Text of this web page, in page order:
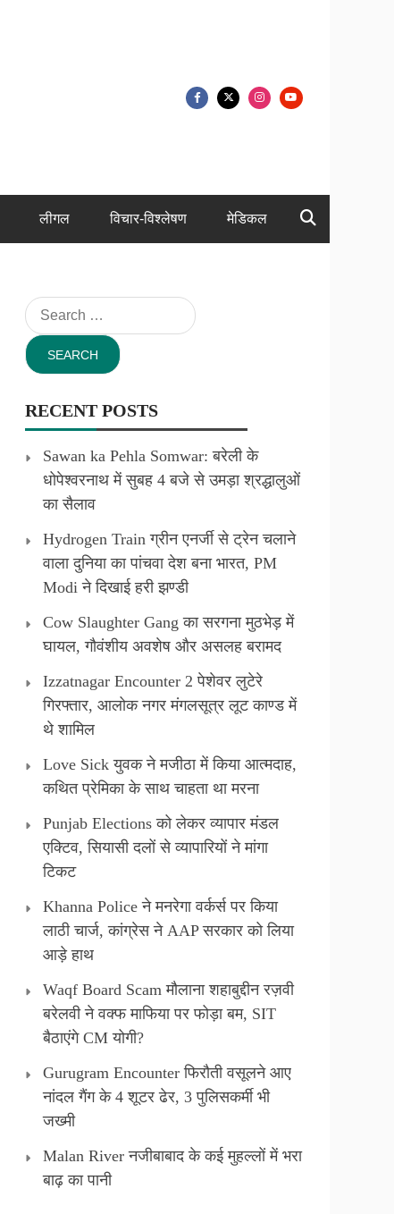
लीगल विचार-विश्लेषण मेडिकल
Search
for:
RECENT POSTS
Sawan ka Pehla Somwar: बरेली के
धोपेश्वरनाथ में सुबह 4 बजे से उमड़ा श्रद्धालुओं
का सैलाव
Hydrogen Train ग्रीन एनर्जी से ट्रेन चलाने
वाला दुनिया का पांचवा देश बना भारत, PM
Modi ने दिखाई हरी झण्डी
Cow Slaughter Gang का सरगना मुठभेड़ में
घायल, गौवंशीय अवशेष और असलह बरामद
Izzatnagar Encounter 2 पेशेवर लुटेरे
गिरफ्तार, आलोक नगर मंगलसूत्र लूट काण्‍ड में
थे शामिल
Love Sick युवक ने मजीठा में किया आत्मदाह,
कथित प्रेमिका के साथ चाहता था मरना
Punjab Elections को लेकर व्यापार मंडल
एक्टिव, सियासी दलों से व्यापारियों ने मांगा
टिकट
Khanna Police ने मनरेगा वर्कर्स पर किया
लाठी चार्ज, कांग्रेस ने AAP सरकार को लिया
आड़े हाथ
Waqf Board Scam मौलाना शहाबुद्दीन रज़वी
बरेलवी ने वक्फ माफिया पर फोड़ा बम, SIT
बैठाएंगे CM योगी?
Gurugram Encounter फिरौती वसूलने आए
नांदल गैंग के 4 शूटर ढेर, 3 पुलिसकर्मी भी
जख्मी
Malan River नजीबाबाद के कई मुहल्लों में भरा
बाढ़ का पानी